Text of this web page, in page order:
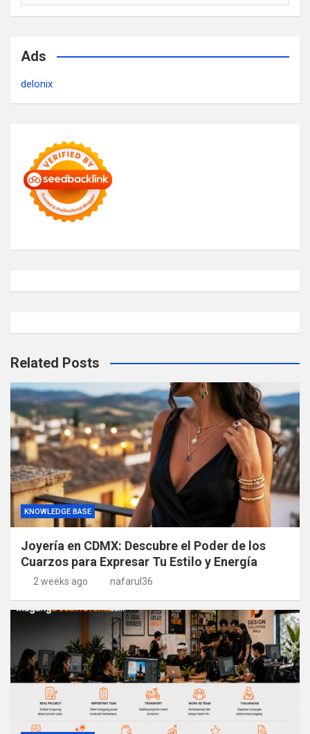
Ads
delonix
Related Posts
KNOWLEDGE BASE
Joyería en CDMX: Descubre el Poder de los
Cuarzos para Expresar Tu Estilo y Energía
2 weeks ago nafarul36